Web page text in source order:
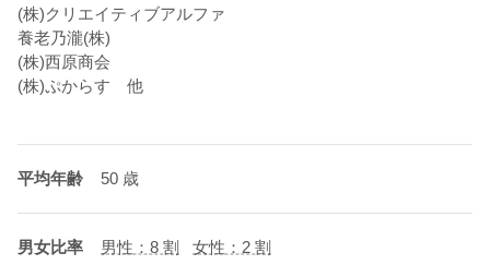
(株)クリエイティブアルファ
養老乃瀧(株)
(株)西原商会
(株)ぷからす 他
平均年齢 50 歳
男女比率 男性：8 割 女性：2 割